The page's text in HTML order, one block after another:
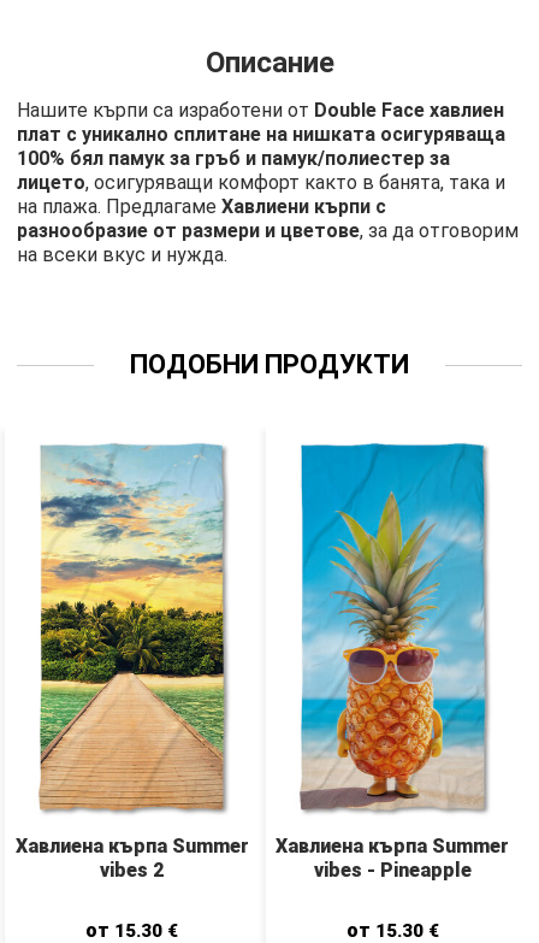
Описание
Нашите кърпи са изработени от Double Face хавлиен
плат с уникално сплитане на нишката осигуряваща
100% бял памук за гръб и памук/полиестер за
лицето, осигуряващи комфорт както в банята, така и
на плажа. ПредлагамеХавлиени кърпи с
разнообразие от размери и цветове, за да отговорим
на всеки вкус и нужда.
ПОДОБНИ ПРОДУКТИ
Хавлиена кърпа Summer
vibes 2
от 15.30 €
Хавлиена кърпа Summer
vibes - Pineapple
от 15.30 €